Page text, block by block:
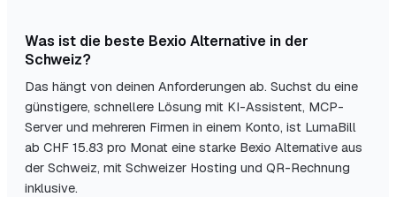
Was ist die beste Bexio Alternative in der
Schweiz?
Das hängt von deinen Anforderungen ab. Suchst du eine
günstigere, schnellere Lösung mit KI-Assistent, MCP-
Server und mehreren Firmen in einem Konto, ist LumaBill
ab CHF 15.83 pro Monat eine starke Bexio Alternative aus
der Schweiz, mit Schweizer Hosting und QR-Rechnung
inklusive.